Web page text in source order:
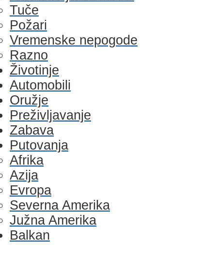
Tuče
Požari
Vremenske nepogode
Razno
Životinje
Automobili
Oružje
Preživljavanje
Zabava
Putovanja
Afrika
Azija
Evropa
Severna Amerika
Južna Amerika
Balkan